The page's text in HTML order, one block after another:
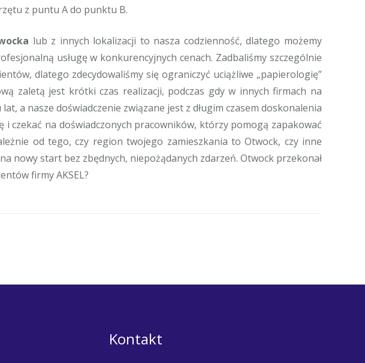
z puntu A do punktu B.
lub z innych lokalizacji to nasza codzienność, dlatego możemy
usługę w konkurencyjnych cenach. Zadbaliśmy szczególnie
dlatego zdecydowaliśmy się ograniczyć uciążliwe „papierologię”
zaletą jest krótki czas realizacji, podczas gdy w innych firmach na
a nasze doświadczenie związane jest z długim czasem doskonalenia
i czekać na doświadczonych pracowników, którzy pomogą zapakować
od tego, czy region twojego zamieszkania to Otwock, czy inne
nowy start bez zbędnych, niepożądanych zdarzeń. Otwock przekonał
firmy AKSEL?
Kontakt